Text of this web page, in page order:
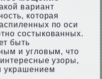
вариант
которая
по оси
состыкованных.
быть
и угловым, что
узоры,
украшением